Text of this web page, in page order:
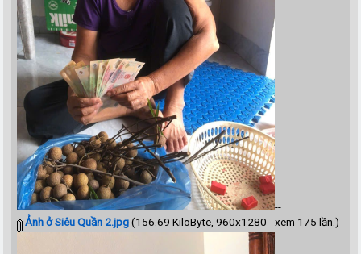
--
Ảnh ở Siêu Quần 2.jpg(156.69 KiloByte, 960x1280 - xem 175 lần.)